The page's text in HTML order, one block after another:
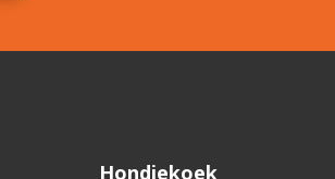
Hondjekoek